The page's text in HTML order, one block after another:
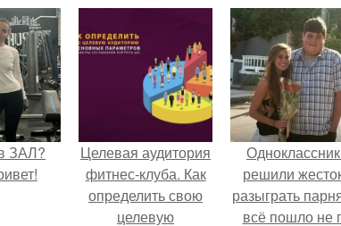
ЗАЛ?
Целевая аудитория
фитнес-клуба. Как
определить свою
целевую
решили
разыграть
всё пошло не